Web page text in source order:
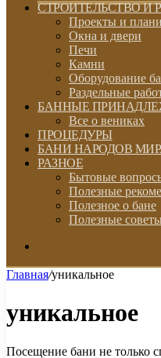
СТРОИТЕЛЬСТВО И
Проекты и
Окна и двери
Печи
Камни
Оборудование
Раздельные
БАННЫЕ
Все о вениках
ПРОЦЕДУРЫ
БАНИ НАРОДОВ
РАЗНОЕ
Бытовые
Полезные
Полезное о бане
Полезные
Главная/уникальное
уникальное
Посещение бани не только